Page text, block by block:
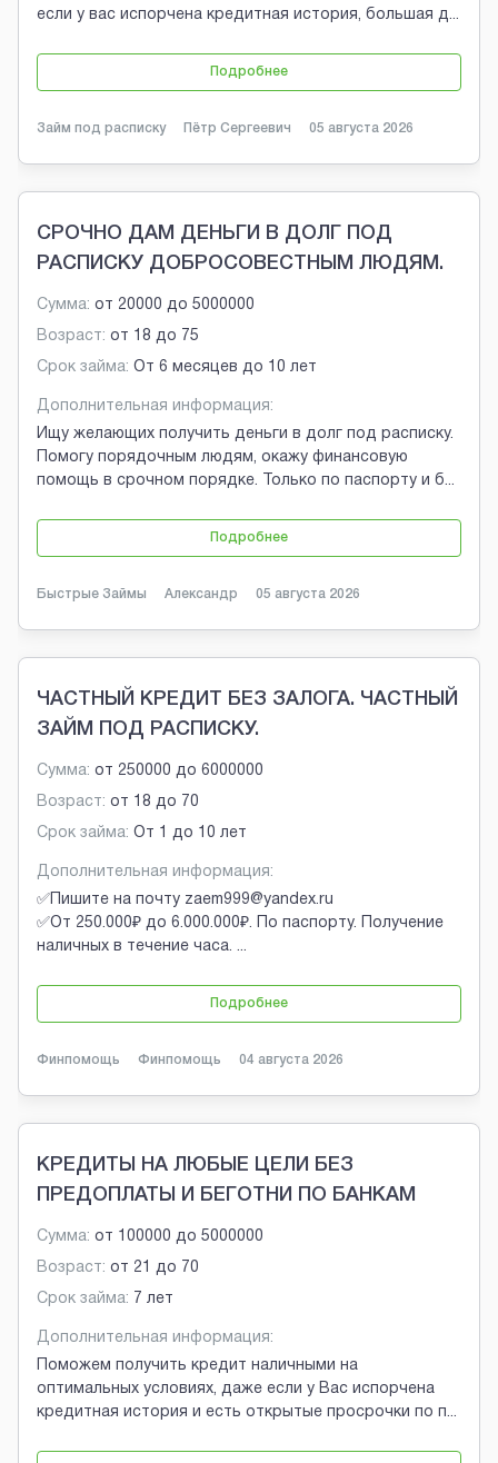
если у вас испорчена кредитная история, большая д...
Подробнее
Займ под расписку Пётр Сергеевич 05 августа 2026
СРОЧНО ДАМ ДЕНЬГИ В ДОЛГ ПОД
РАСПИСКУ ДОБРОСОВЕСТНЫМ ЛЮДЯМ.
Сумма: от 20000 до 5000000
Возраст: от 18 до 75
Срок займа: От 6 месяцев до 10 лет
Дополнительная информация:
Ищу желающих получить деньги в долг под расписку.
Помогу порядочным людям, окажу финансовую
помощь в срочном порядке. Только по паспорту и б...
Подробнее
Быстрые Займы Александр 05 августа 2026
ЧАСТНЫЙ КРЕДИТ БЕЗ ЗАЛОГА. ЧАСТНЫЙ
ЗАЙМ ПОД РАСПИСКУ.
Сумма: от 250000 до 6000000
Возраст: от 18 до 70
Срок займа: От 1 до 10 лет
Дополнительная информация:
✅Пишите на почту zaem999@yandex.ru
✅От 250.000₽ до 6.000.000₽. По паспорту. Получение
наличных в течение часа. ...
Подробнее
Финпомощь Финпомощь 04 августа 2026
КРЕДИТЫ НА ЛЮБЫЕ ЦЕЛИ БЕЗ
ПРЕДОПЛАТЫ И БЕГОТНИ ПО БАНКАМ
Сумма: от 100000 до 5000000
Возраст: от 21 до 70
Срок займа: 7 лет
Дополнительная информация:
Поможем получить кредит наличными на
оптимальных условиях, даже если у Вас испорчена
кредитная история и есть открытые просрочки по п...